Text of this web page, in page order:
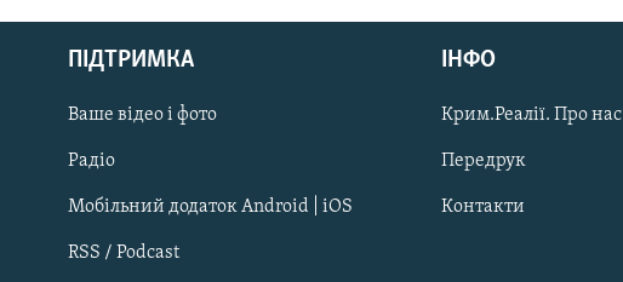
Русский
Qırımtatar
ДОЛУЧАЙСЯ!
ПІДТРИМКА
Ваше відео і фото
Радіо
Мобільний додаток Android | iOS
RSS / Podcast
ІНФО
Крим.Реалії. Про нас
Передрук
Контакти